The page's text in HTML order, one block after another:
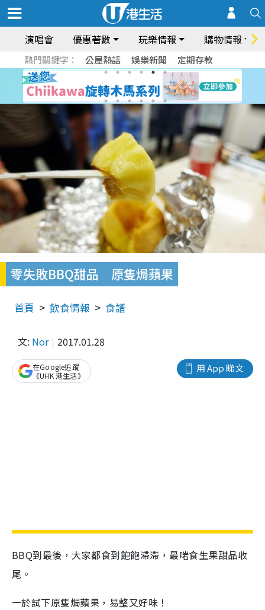
演唱會 優惠著數 玩樂情報 購物情報
熱門關鍵字： 公屋熱話 娛樂新聞 定期存款
零失敗BBQ甜品 原隻焗蘋果
首頁 飲食情報 食譜
文: Nor 2017.01.28
用 App 睇文
在Google追蹤
《UHK 港生活》
BBQ到最後，大家都食到飽飽滯滯，最啱食生果甜品收
尾。
一於試下原隻焗蘋果，易整又好味！